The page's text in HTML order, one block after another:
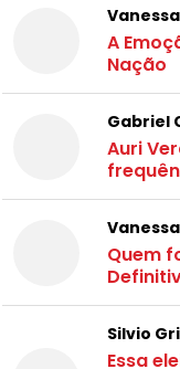
A
Nação
Gabriel
Auri
Quem
Silvio
Essa